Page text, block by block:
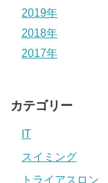
2019年
2018年
2017年
カテゴリー
IT
スイミング
トライアスロン